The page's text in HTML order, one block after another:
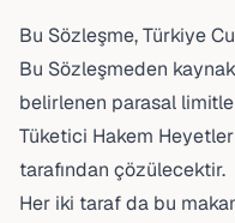
Bu Sözleşme, Türkiye
Bu Sözleşmeden
belirlenen parasal
Tüketici Hakem
tarafından çözülecektir.
Her iki taraf da bu